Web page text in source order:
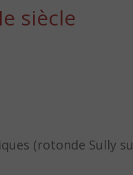
siècle
(rotonde Sully